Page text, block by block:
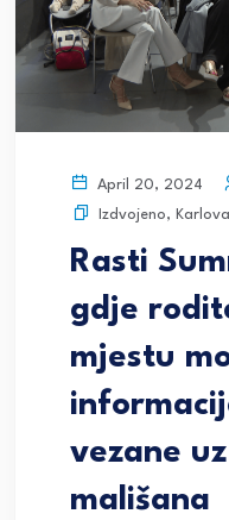
April 20, 2024
Izdvojeno,
Rasti
gdje
mjestu
vezane
mališana